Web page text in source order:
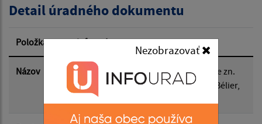
Nezobrazovať
Dátum zverejnenia od:
Dátum zverejnenia do:
Filtrovať
Detail úradného dokumentu
Položka Informácia
Názov
Dražobník s.r.o. Oznámenie o dražbe zn.
017_2026 konanej 11. 6. 2026 Hotel Bélier,
Konferenčná miestnosť Prešov